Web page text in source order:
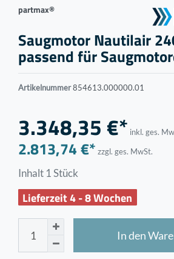
partmax®
Saugmotor Nautilair
passend für
Artikelnummer854613.000000.01
3.348,35 €* inkl. ges.
2.813,74 €* zzgl. ges. MwSt.
Inhalt 1Stück
Lieferzeit 4 - 8 Wochen
In den